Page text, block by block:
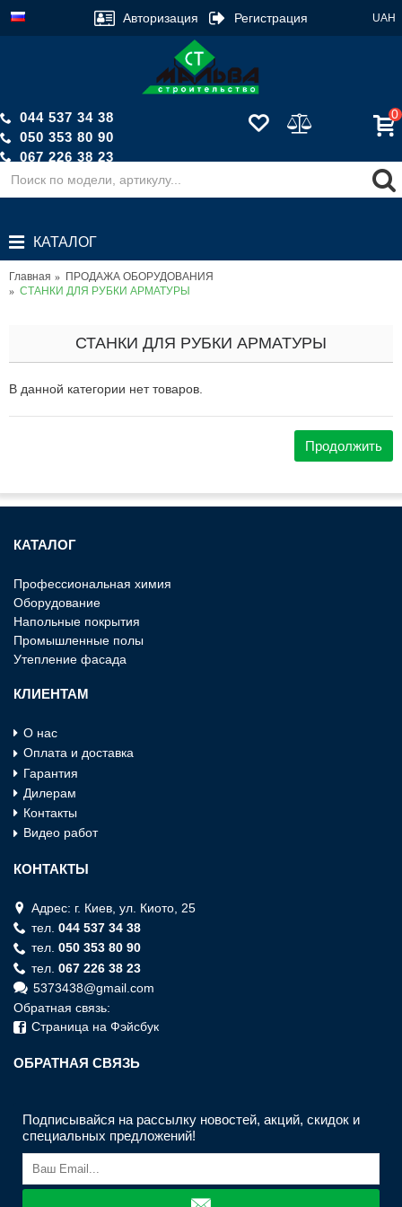
UAH
Авторизация Регистрация
044 537 34 38
050 353 80 90
067 226 38 23
Обратный звонок
0
КАТАЛОГ
Главная
ПРОДАЖА ОБОРУДОВАНИЯ
СТАНКИ ДЛЯ РУБКИ АРМАТУРЫ
СТАНКИ ДЛЯ РУБКИ АРМАТУРЫ
В данной категории нет товаров.
Продолжить
КАТАЛОГ
Профессиональная химия
Оборудование
Напольные покрытия
Промышленные полы
Утепление фасада
КЛИЕНТАМ
О нас
Оплата и доставка
Гарантия
Дилерам
Контакты
Видео работ
КОНТАКТЫ
Адрес: г. Киев, ул. Киото, 25
тел. 044 537 34 38
тел. 050 353 80 90
тел. 067 226 38 23
5373438@gmail.com
Обратная связь:
Страница на Фэйсбук
ОБРАТНАЯ СВЯЗЬ
Подписывайся на рассылку новостей, акций, скидок и
специальных предложений!